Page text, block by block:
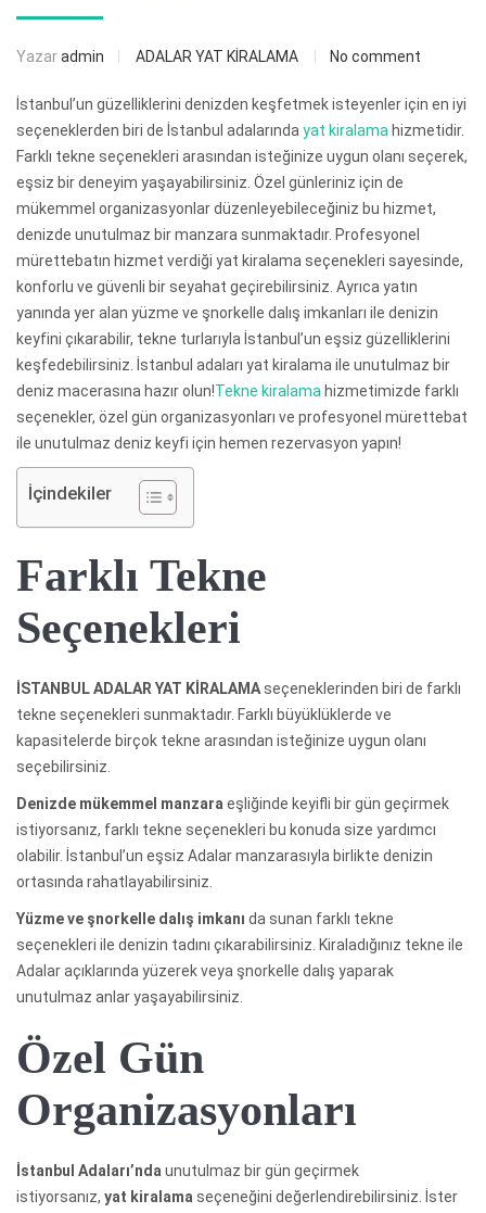
Yazaradmin ADALAR YAT KİRALAMA No comment
İstanbul’un güzelliklerini denizden keşfetmek isteyenler için en iyi
seçeneklerden biri de İstanbul adalarındayat kiralama hizmetidir.
Farklı tekne seçenekleri arasından isteğinize uygun olanı seçerek,
eşsiz bir deneyim yaşayabilirsiniz. Özel günleriniz için de
mükemmel organizasyonlar düzenleyebileceğiniz bu hizmet,
denizde unutulmaz bir manzara sunmaktadır. Profesyonel
mürettebatın hizmet verdiği yat kiralama seçenekleri sayesinde,
konforlu ve güvenli bir seyahat geçirebilirsiniz. Ayrıca yatın
yanında yer alan yüzme ve şnorkelle dalış imkanları ile denizin
keyfini çıkarabilir, tekne turlarıyla İstanbul’un eşsiz güzelliklerini
keşfedebilirsiniz. İstanbul adaları yat kiralama ile unutulmaz bir
deniz macerasına hazır olun!Tekne kiralama hizmetimizde farklı
seçenekler, özel gün organizasyonları ve profesyonel mürettebat
ile unutulmaz deniz keyfi için hemen rezervasyon yapın!
İçindekiler
Farklı Tekne
Seçenekleri
İSTANBUL ADALAR YAT KİRALAMAseçeneklerinden biri de farklı
tekne seçenekleri sunmaktadır. Farklı büyüklüklerde ve
kapasitelerde birçok tekne arasından isteğinize uygun olanı
seçebilirsiniz.
Denizde mükemmel manzaraeşliğinde keyifli bir gün geçirmek
istiyorsanız, farklı tekne seçenekleri bu konuda size yardımcı
olabilir. İstanbul’un eşsiz Adalar manzarasıyla birlikte denizin
ortasında rahatlayabilirsiniz.
Yüzme ve şnorkelle dalış imkanı da sunan farklı tekne
seçenekleri ile denizin tadını çıkarabilirsiniz. Kiraladığınız tekne ile
Adalar açıklarında yüzerek veya şnorkelle dalış yaparak
unutulmaz anlar yaşayabilirsiniz.
Özel Gün
Organizasyonları
İstanbul Adaları’ndaunutulmaz bir gün geçirmek
istiyorsanız, yat kiralamaseçeneğini değerlendirebilirsiniz. İster